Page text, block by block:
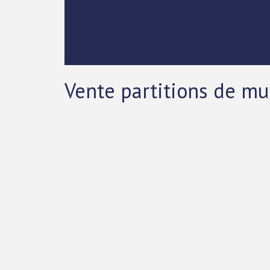
Vente partitions de